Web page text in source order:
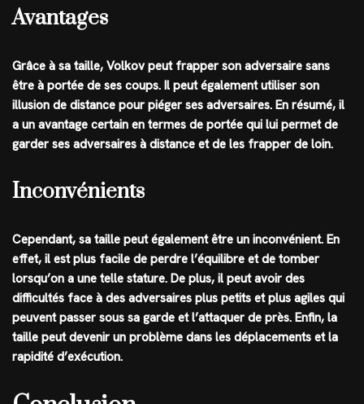
Avantages
Grâce à sa taille, Volkov peut frapper son adversaire sans
être à portée de ses coups. Il peut également utiliser son
illusion de distance pour piéger ses adversaires. En résumé, il
a un avantage certain en termes de portée qui lui permet de
garder ses adversaires à distance et de les frapper de loin.
Inconvénients
Cependant, sa taille peut également être un inconvénient. En
effet, il est plus facile de perdre l’équilibre et de tomber
lorsqu’on a une telle stature. De plus, il peut avoir des
difficultés face à des adversaires plus petits et plus agiles qui
peuvent passer sous sa garde et l’attaquer de près. Enfin, la
taille peut devenir un problème dans les déplacements et la
rapidité d’exécution.